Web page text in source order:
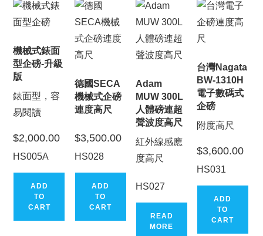
機械式錶面
型企磅-升級
版
錶面型，容
易閱讀
$2,000.00
HS005A
ADD
TO
CART
德國SECA
機械式企磅
連度高尺
$3,500.00
HS028
ADD
TO
CART
Adam
MUW 300L
人體磅連超
聲波度高尺
紅外線感應
度高尺
HS027
READ
MORE
台灣Nagata
BW-1310H
電子數碼式
企磅
附度高尺
$3,600.00
HS031
ADD
TO
CART